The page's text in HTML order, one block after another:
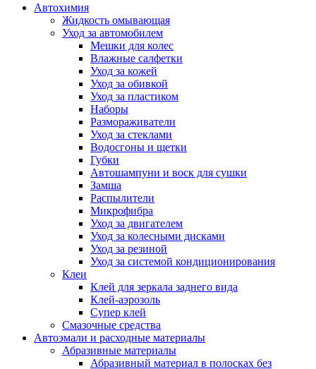
Автохимия
Жидкость омывающая
Уход за автомобилем
Мешки для колес
Влажные салфетки
Уход за кожей
Уход за обивкой
Уход за пластиком
Наборы
Размораживатели
Уход за стеклами
Водосгоны и щетки
Губки
Автошампуни и воск для сушки
Замша
Распылители
Микрофибра
Уход за двигателем
Уход за колесными дисками
Уход за резиной
Уход за системой кондиционирования
Клеи
Клей для зеркала заднего вида
Клей-аэрозоль
Супер клей
Смазочные средства
Автоэмали и расходные материалы
Абразивные материалы
Абразивный материал в полосках без